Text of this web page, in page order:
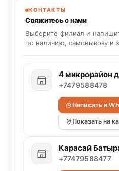
КОНТАКТЫ
Свяжитесь с нами
Выберите филиал и
по наличию, самовывозу и
4 микрорайон
+7479588478
Написать в
Показать на
Карасай
+77479588477